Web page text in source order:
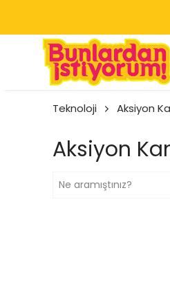
Teknoloji Aksiyon
Aksiyon